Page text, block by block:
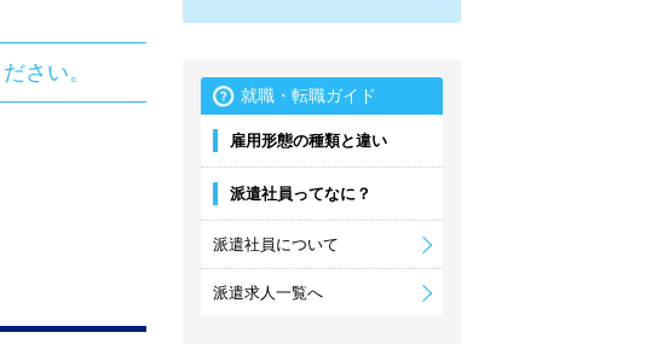
さい。
就職・転職ガイド
雇用形態の種類と違い
派遣社員ってなに？
派遣社員について
派遣求人一覧へ